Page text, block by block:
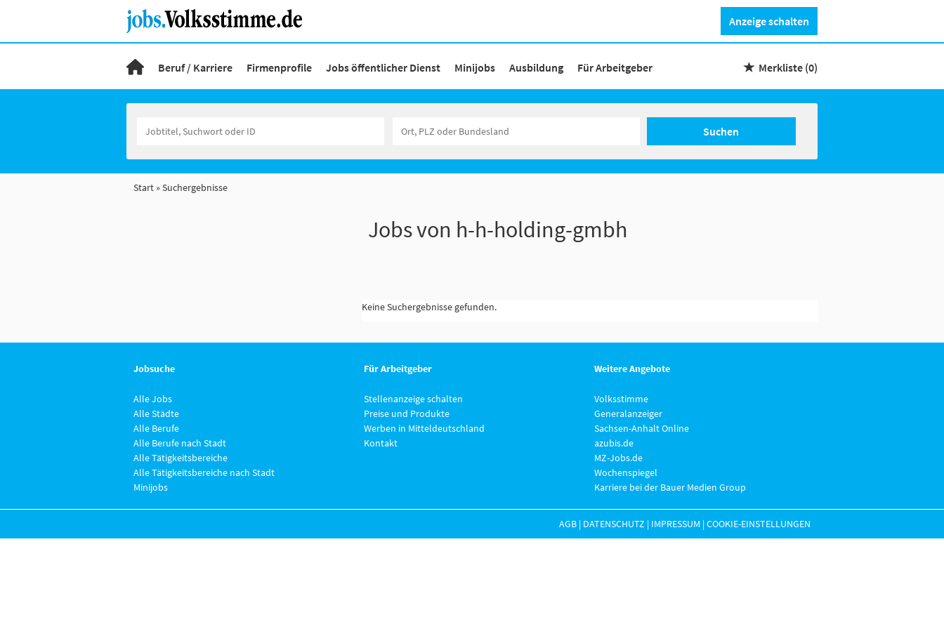
Anzeige schalten
Beruf / Karriere Firmenprofile Jobs öffentlicher Dienst Minijobs Ausbildung Für Arbeitgeber Merkliste (0)
Suchen
Start Suchergebnisse
Jobs von h-h-holding-gmbh
Keine Suchergebnisse gefunden.
Jobsuche
Alle Jobs
Alle Städte
Alle Berufe
Alle Berufe nach Stadt
Alle Tätigkeitsbereiche
Alle Tätigkeitsbereiche nach Stadt
Minijobs
Für Arbeitgeber
Stellenanzeige schalten
Preise und Produkte
Werben in Mitteldeutschland
Kontakt
Weitere Angebote
Volksstimme
Generalanzeiger
Sachsen-Anhalt Online
azubis.de
MZ-Jobs.de
Wochenspiegel
Karriere bei der Bauer Medien Group
AGB | DATENSCHUTZ | IMPRESSUM |COOKIE-EINSTELLUNGEN